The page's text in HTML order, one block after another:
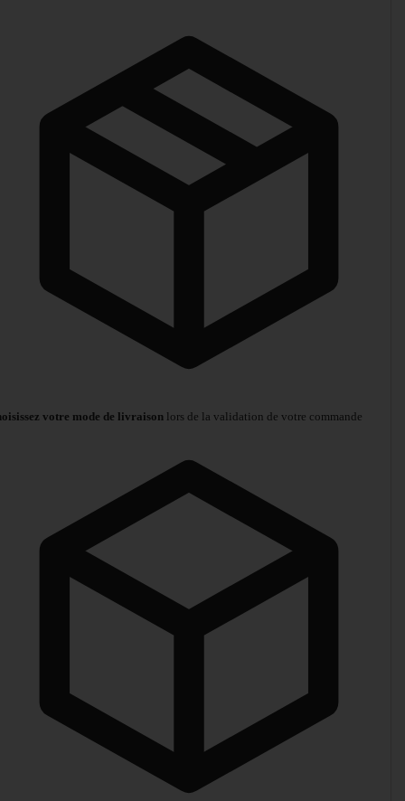
votre mode de livraison lors de la validation de votre commande